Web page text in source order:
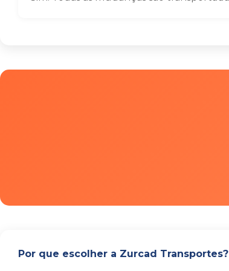
Por que escolher a Zurcad Transportes?